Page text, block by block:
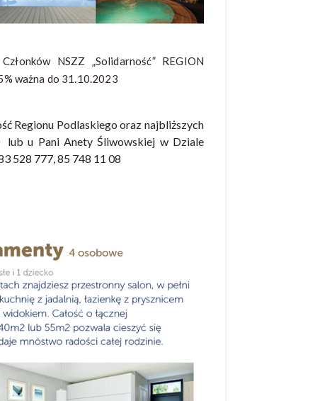
NSZZ „Solidarność” REGION
ważna do 31.10.2023
Regionu Podlaskiego oraz najbliższych
u Pani Anety Śliwowskiej w Dziale
528 777, 85 748 11 08